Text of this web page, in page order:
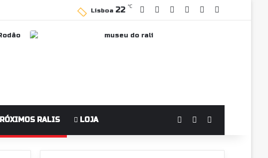
Lisboa 22 ℃ Facebook
YouTubeInstagram
WhatsApp
Grupo
RALIS LOJA Log InSwitch skin